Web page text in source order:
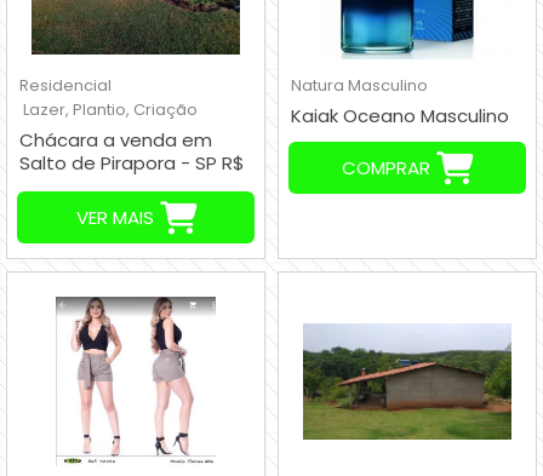
Residencial
Lazer, Plantio, Criação
Chácara a venda em
Salto de Pirapora - SP R$
550.000,00
VER MAIS
Natura Masculino
Kaiak Oceano Masculino
COMPRAR